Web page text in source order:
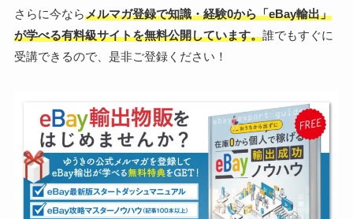
さらに今ならメルマガ登録で知識・経験0から「eBay輸出」
が学べる有料級サイトを無料公開しています。誰でもすぐに
受講できるので、是非ご登録ください！